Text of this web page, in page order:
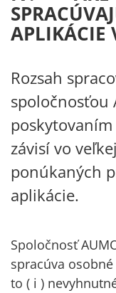
APLIKÁCIE
Rozsah
spoločnosťou
poskytovaním
závisí vo
ponúkaných
aplikácie.
Spoločnosť
spracúva
to ( i )